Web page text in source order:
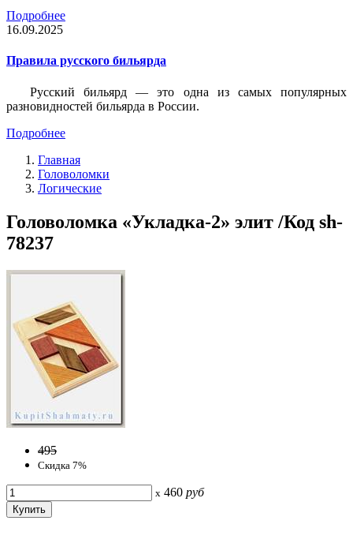
Подробнее
16.09.2025
Правила русского бильярда
Русский бильярд — это одна из самых популярных
разновидностей бильярда в России.
Подробнее
Главная
Головоломки
Логические
Головоломка «Укладка-2» элит /Код sh-
78237
495
Скидка 7%
x 460 руб